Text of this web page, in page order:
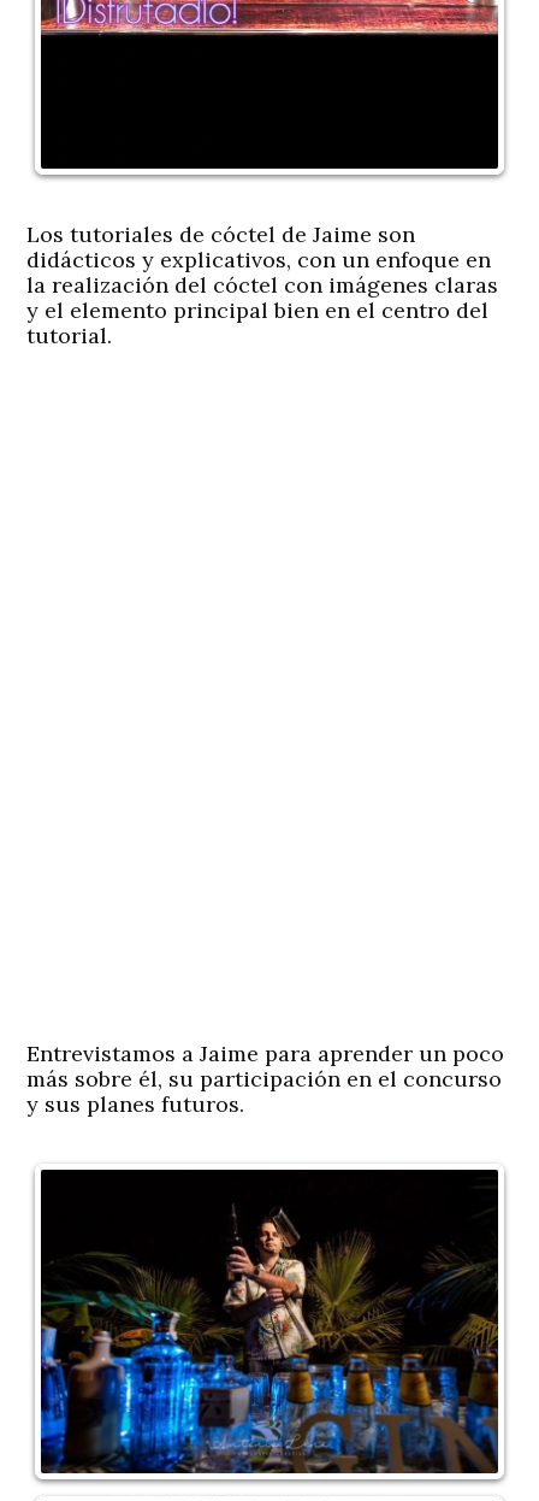
Los tutoriales de cóctel de Jaime son
didácticos y explicativos, con un enfoque en
la realización del cóctel con imágenes claras
y el elemento principal bien en el centro del
tutorial.
Entrevistamos a Jaime para aprender un poco
más sobre él, su participación en el concurso
y sus planes futuros.